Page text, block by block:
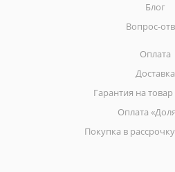
Блог
Вопрос-
Оплата
Доставка
Гарантия на
Оплата
Покупка в